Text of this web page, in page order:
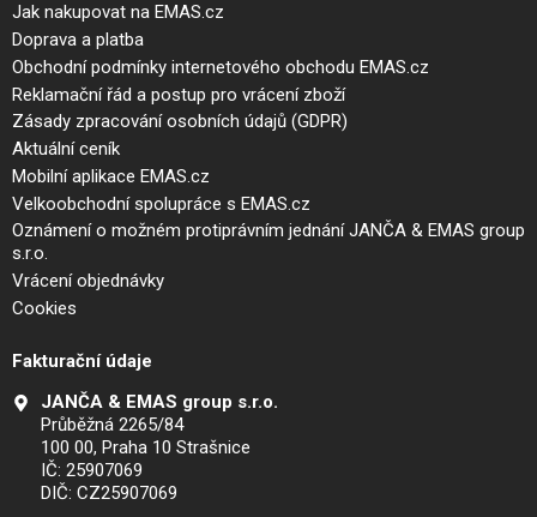
Jak nakupovat na EMAS.cz
Doprava a platba
Obchodní podmínky internetového obchodu EMAS.cz
Reklamační řád a postup pro vrácení zboží
Zásady zpracování osobních údajů (GDPR)
Aktuální ceník
Mobilní aplikace EMAS.cz
Velkoobchodní spolupráce s EMAS.cz
Oznámení o možném protiprávním jednání JANČA & EMAS group
s.r.o.
Vrácení objednávky
Cookies
Fakturační údaje
JANČA & EMAS group s.r.o.
Průběžná 2265/84
100 00, Praha 10 Strašnice
IČ: 25907069
DIČ: CZ25907069